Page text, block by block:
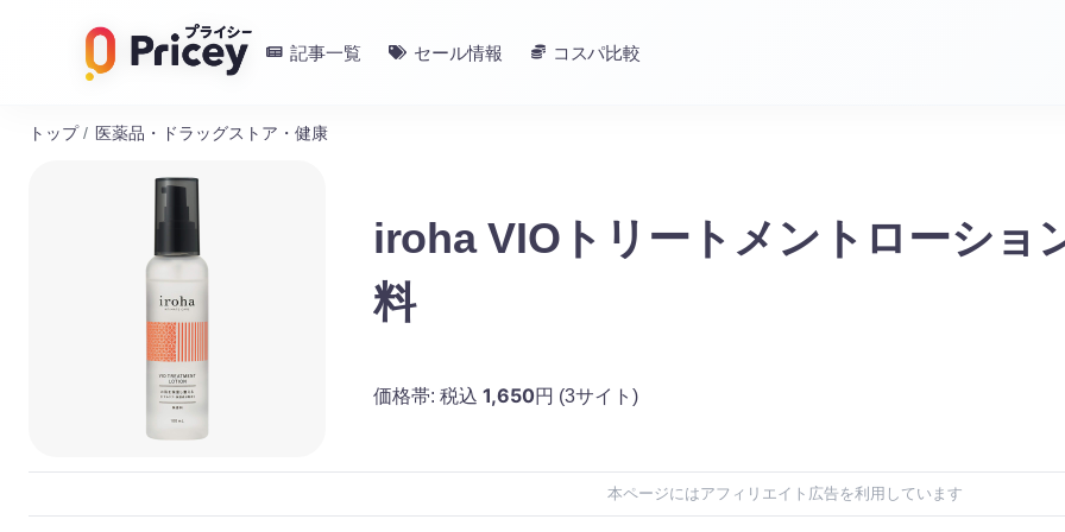
記事一覧 セール情報 コスパ比較
トップ / 医薬品・ドラッグストア・健康
iroha VIOトリートメントローショ
料
価格帯: 税込 1,650円 (3サイト)
本ページにはアフィリエイト広告を利用しています